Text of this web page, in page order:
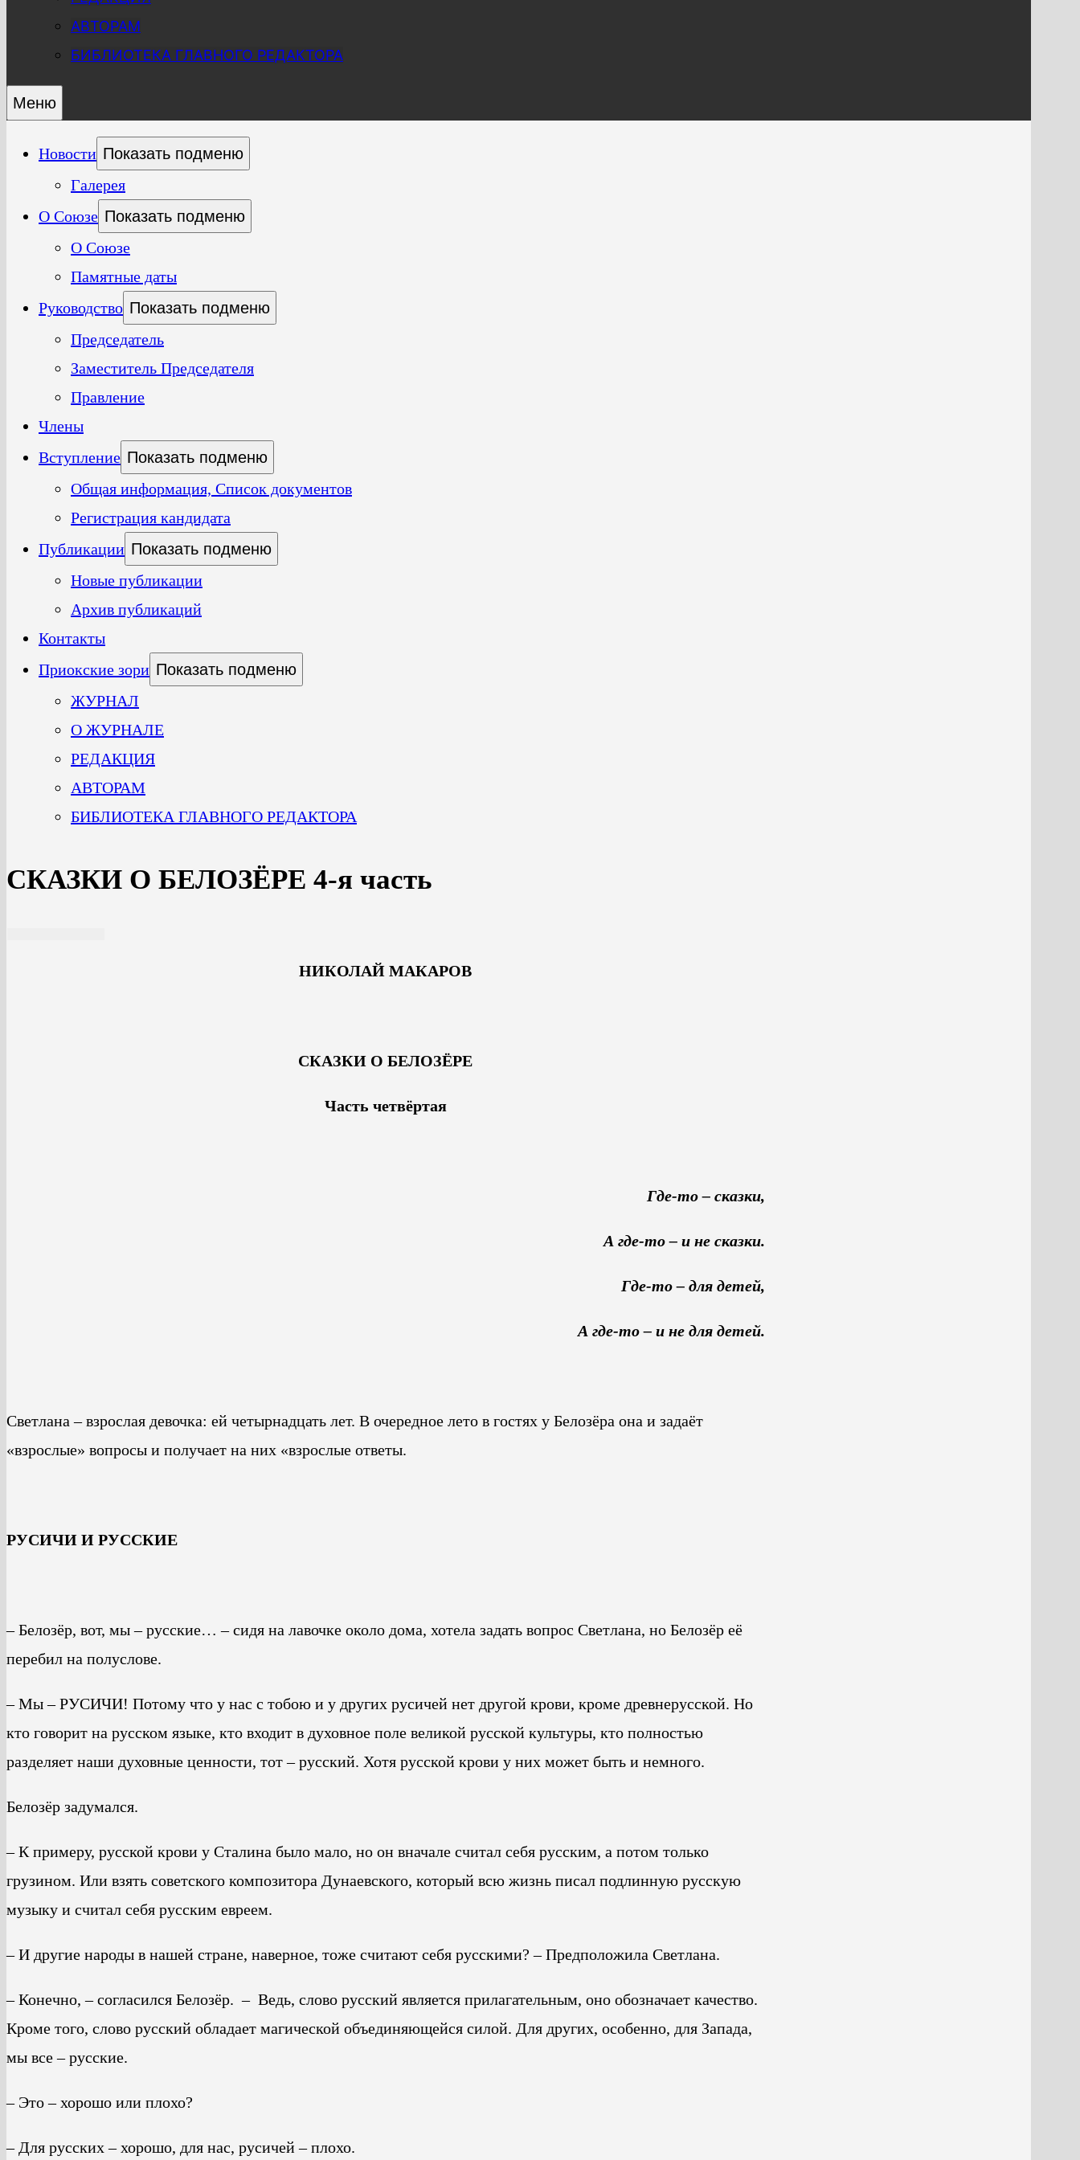
АВТОРАМ
БИБЛИОТЕКА ГЛАВНОГО РЕДАКТОРА
Меню
Новости Показать подменю
Галерея
О Союзе Показать подменю
О Союзе
Памятные даты
Руководство Показать подменю
Председатель
Заместитель Председателя
Правление
Члены
Вступление Показать подменю
Общая информация, Список документов
Регистрация кандидата
Публикации Показать подменю
Новые публикации
Архив публикаций
Контакты
Приокские зори Показать подменю
ЖУРНАЛ
О ЖУРНАЛЕ
РЕДАКЦИЯ
АВТОРАМ
БИБЛИОТЕКА ГЛАВНОГО РЕДАКТОРА
СКАЗКИ О БЕЛОЗЁРЕ 4-я часть
НИКОЛАЙ МАКАРОВ
СКАЗКИ О БЕЛОЗЁРЕ
Часть четвёртая
Где-то – сказки,
А где-то – и не сказки.
Где-то – для детей,
А где-то – и не для детей.
Светлана – взрослая девочка: ей четырнадцать лет. В очередное лето в гостях у Белозёра она и задаёт
«взрослые» вопросы и получает на них «взрослые ответы.
РУСИЧИ И РУССКИЕ
– Белозёр, вот, мы – русские… – сидя на лавочке около дома, хотела задать вопрос Светлана, но Белозёр её
перебил на полуслове.
– Мы – РУСИЧИ! Потому что у нас с тобою и у других русичей нет другой крови, кроме древнерусской. Но
кто говорит на русском языке, кто входит в духовное поле великой русской культуры, кто полностью
разделяет наши духовные ценности, тот – русский. Хотя русской крови у них может быть и немного.
Белозёр задумался.
– К примеру, русской крови у Сталина было мало, но он вначале считал себя русским, а потом только
грузином. Или взять советского композитора Дунаевского, который всю жизнь писал подлинную русскую
музыку и считал себя русским евреем.
– И другие народы в нашей стране, наверное, тоже считают себя русскими? – Предположила Светлана.
– Конечно, – согласился Белозёр. – Ведь, слово русский является прилагательным, оно обозначает качество.
Кроме того, слово русский обладает магической объединяющейся силой. Для других, особенно, для Запада,
мы все – русские.
– Это – хорошо или плохо?
– Для русских – хорошо, для нас, русичей – плохо.